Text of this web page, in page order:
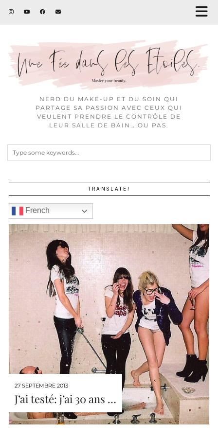
NERD DU MAKE-UP ET DU SOIN QUI
PARTAGE SA PASSION AVEC CEUX QUI
VEULENT PRENDRE LE CONTRÔLE DE
LEUR SALLE DE BAIN… OU PAS.
TRANSLATE!
French
27 SEPTEMBRE 2013
J’ai testé: j’ai 30 ans …